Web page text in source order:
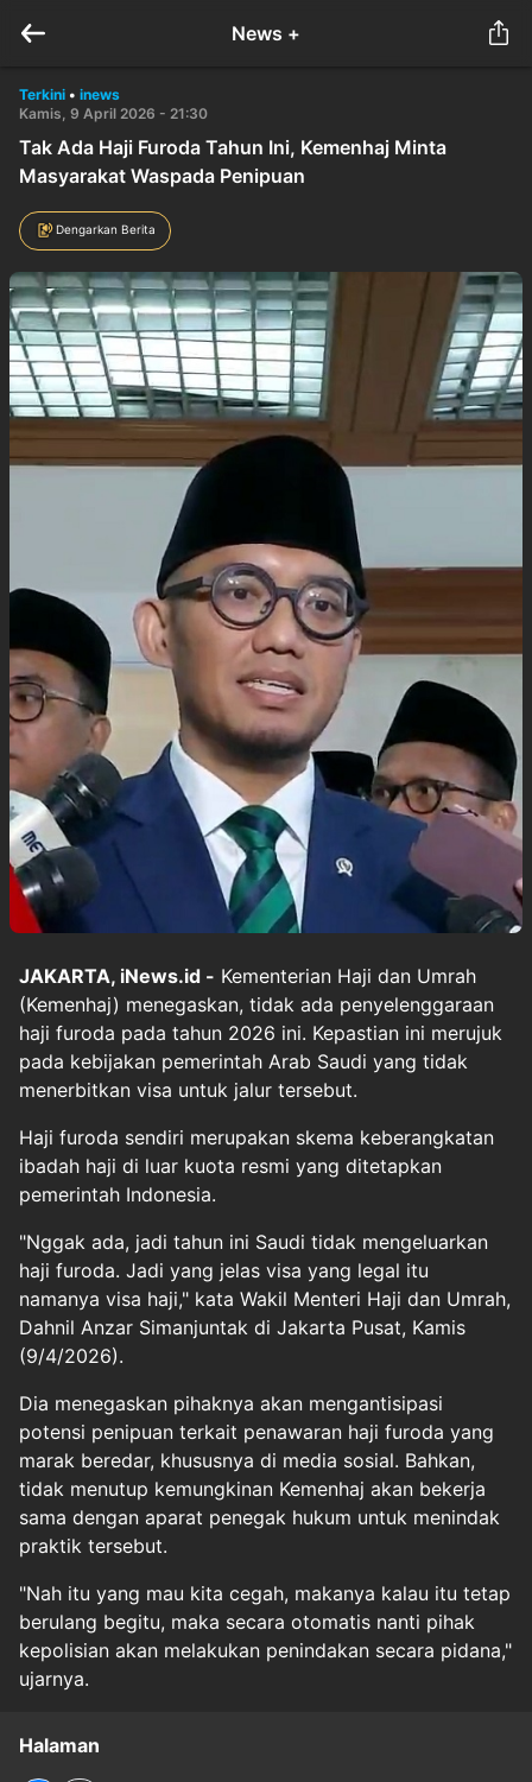
News +
Terkini • inews
Kamis, 9 April 2026 - 21:30
Tak Ada Haji Furoda Tahun Ini, Kemenhaj Minta
Masyarakat Waspada Penipuan
Dengarkan Berita
JAKARTA, iNews.id - Kementerian Haji dan Umrah
(Kemenhaj) menegaskan, tidak ada penyelenggaraan
haji furoda pada tahun 2026 ini. Kepastian ini merujuk
pada kebijakan pemerintah Arab Saudi yang tidak
menerbitkan visa untuk jalur tersebut.
Haji furoda sendiri merupakan skema keberangkatan
ibadah haji di luar kuota resmi yang ditetapkan
pemerintah Indonesia.
"Nggak ada, jadi tahun ini Saudi tidak mengeluarkan
haji furoda. Jadi yang jelas visa yang legal itu
namanya visa haji," kata Wakil Menteri Haji dan Umrah,
Dahnil Anzar Simanjuntak di Jakarta Pusat, Kamis
(9/4/2026).
Dia menegaskan pihaknya akan mengantisipasi
potensi penipuan terkait penawaran haji furoda yang
marak beredar, khususnya di media sosial. Bahkan,
tidak menutup kemungkinan Kemenhaj akan bekerja
sama dengan aparat penegak hukum untuk menindak
praktik tersebut.
"Nah itu yang mau kita cegah, makanya kalau itu tetap
berulang begitu, maka secara otomatis nanti pihak
kepolisian akan melakukan penindakan secara pidana,"
ujarnya.
Halaman